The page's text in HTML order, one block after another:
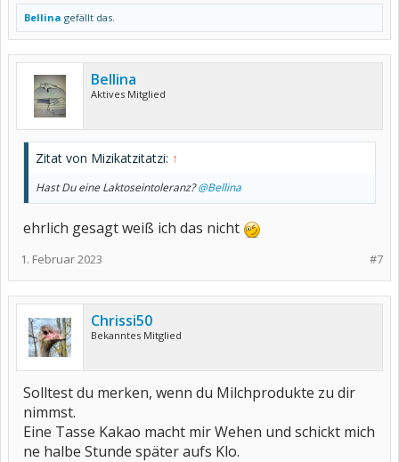
Bellina gefällt das.
Bellina
Aktives Mitglied
Zitat von Mizikatzitatzi: ↑
Hast Du eine Laktoseintoleranz?@Bellina
ehrlich gesagt weiß ich das nicht
#7
1. Februar 2023
Chrissi50
Bekanntes Mitglied
Solltest du merken, wenn du Milchprodukte zu dir
nimmst.
Eine Tasse Kakao macht mir Wehen und schickt mich
ne halbe Stunde später aufs Klo.